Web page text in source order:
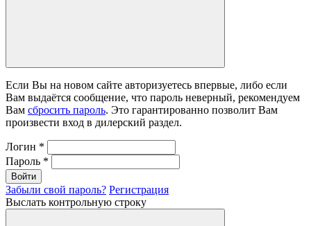
Если Вы на новом сайте авторизуетесь впервые, либо если
Вам выдаётся сообщение, что пароль неверный, рекомендуем
Вам сбросить пароль. Это гарантированно позволит Вам
произвести вход в дилерский раздел.
Логин *
Пароль *
Войти
Забыли свой пароль? Регистрация
Выслать контрольную строку